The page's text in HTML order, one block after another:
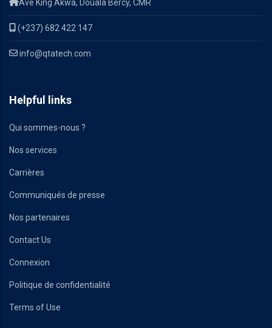
Ave King Akwa, Douala Bercy, CMR
(+237) 682 422 147
info@qtatech.com
Helpful links
Qui sommes-nous ?
Nos services
Carrières
Communiqués de presse
Nos partenaires
Contact Us
Connexion
Politique de confidentialité
Terms of Use